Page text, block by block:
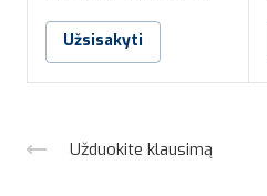
Užsisakyti
Užduokite klausimą